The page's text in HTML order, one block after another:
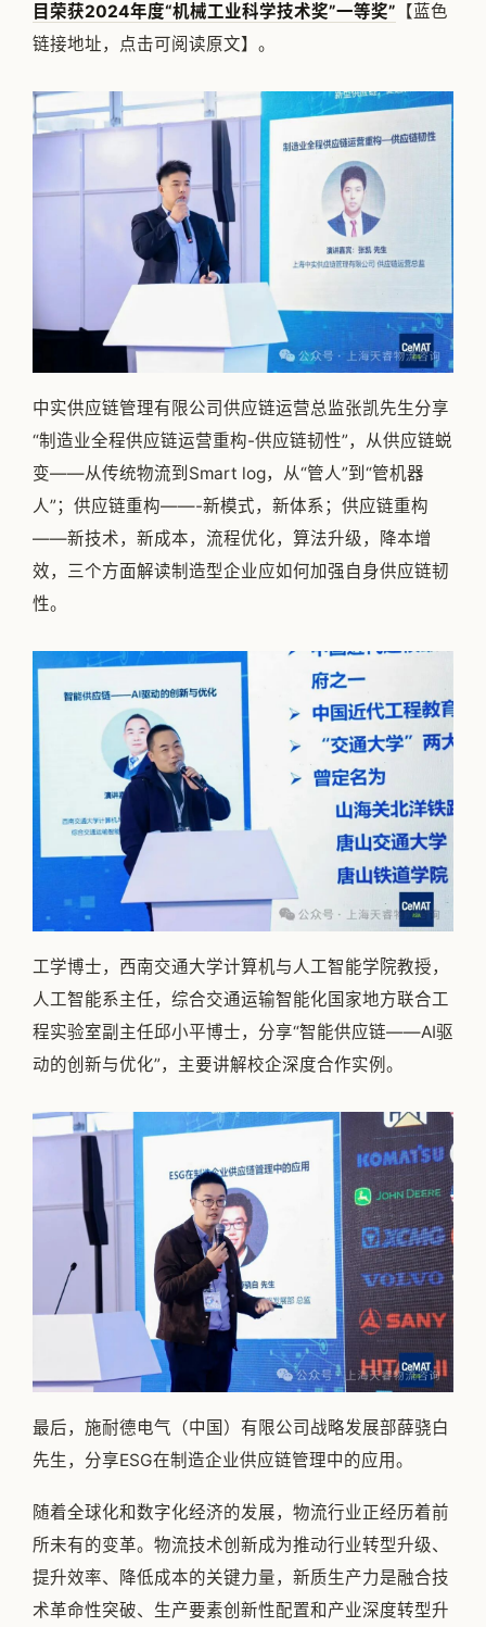
目荣获2024年度“机械工业科学技术奖”一等奖” 【蓝色
链接地址，点击可阅读原文】。
中实供应链管理有限公司供应链运营总监张凯先生分享
“制造业全程供应链运营重构-供应链韧性”，从供应链蜕
变——从传统物流到Smart log，从“管人”到“管机器
人”；供应链重构——-新模式，新体系；供应链重构
——新技术，新成本，流程优化，算法升级，降本增
效，三个方面解读制造型企业应如何加强自身供应链韧
性。
工学博士，西南交通大学计算机与人工智能学院教授，
人工智能系主任，综合交通运输智能化国家地方联合工
程实验室副主任邱小平博士，分享“智能供应链——AI驱
动的创新与优化”，主要讲解校企深度合作实例。
最后，施耐德电气（中国）有限公司战略发展部薛骁白
先生，分享ESG在制造企业供应链管理中的应用。
随着全球化和数字化经济的发展，物流行业正经历着前
所未有的变革。物流技术创新成为推动行业转型升级、
提升效率、降低成本的关键力量，新质生产力是融合技
术革命性突破、生产要素创新性配置和产业深度转型升